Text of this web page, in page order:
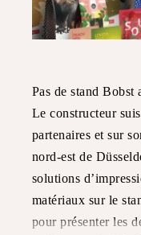
Pas de stand Bobst
Le constructeur
partenaires et sur
nord-est de
solutions
matériaux sur le
pour présenter les